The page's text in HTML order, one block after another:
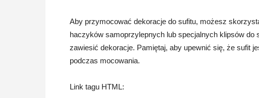
Aby przymocować dekoracje do sufitu, możesz
haczyków samoprzylepnych lub specjalnych klipsów
zawiesić dekoracje. Pamiętaj, aby upewnić się, że sufit
podczas mocowania.
Link tagu HTML: